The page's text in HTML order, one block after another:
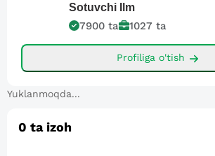
Sotuvchi Ilm
7900 ta 1027 ta
Profiliga o'tish
Yuklanmoqda...
0 ta izoh